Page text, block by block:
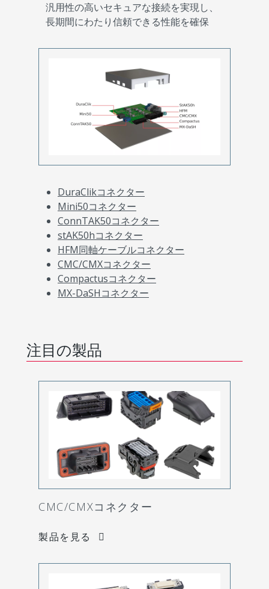
汎用性の高いセキュアな接続を実現し、
長期間にわたり信頼できる性能を確保
DuraClikコネクター
Mini50コネクター
ConnTAK50コネクター
stAK50hコネクター
HFM同軸ケーブルコネクター
CMC/CMXコネクター
Compactusコネクター
MX-DaSHコネクター
注目の製品
CMC/CMXコネクター
製品を見る